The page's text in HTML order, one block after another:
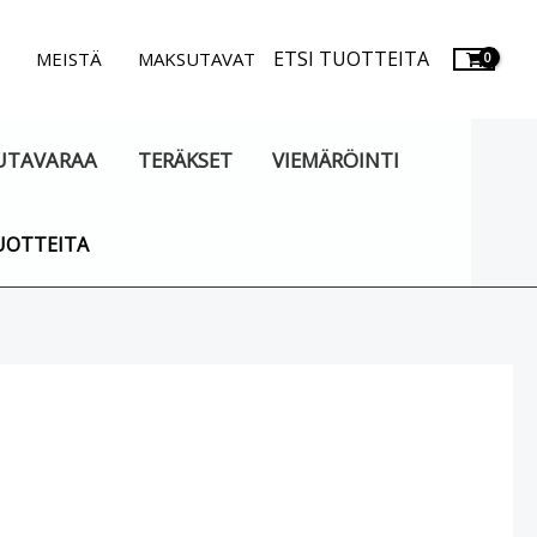
MEISTÄ MAKSUTAVAT ETSI TUOTTEITA
TERÄKSET VIEMÄRÖINTI